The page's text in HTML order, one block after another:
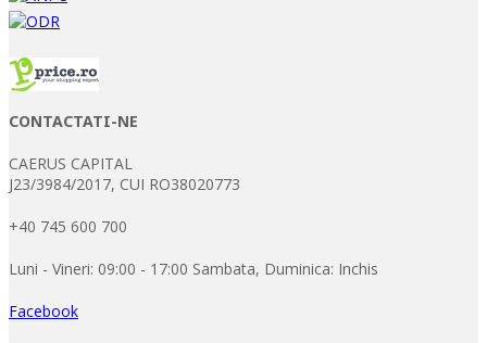
CONTACTATI-NE
CAERUS CAPITAL
J23/3984/2017, CUI RO38020773
+40 745 600 700
Luni - Vineri: 09:00 - 17:00 Sambata, Duminica: Inchis
Facebook